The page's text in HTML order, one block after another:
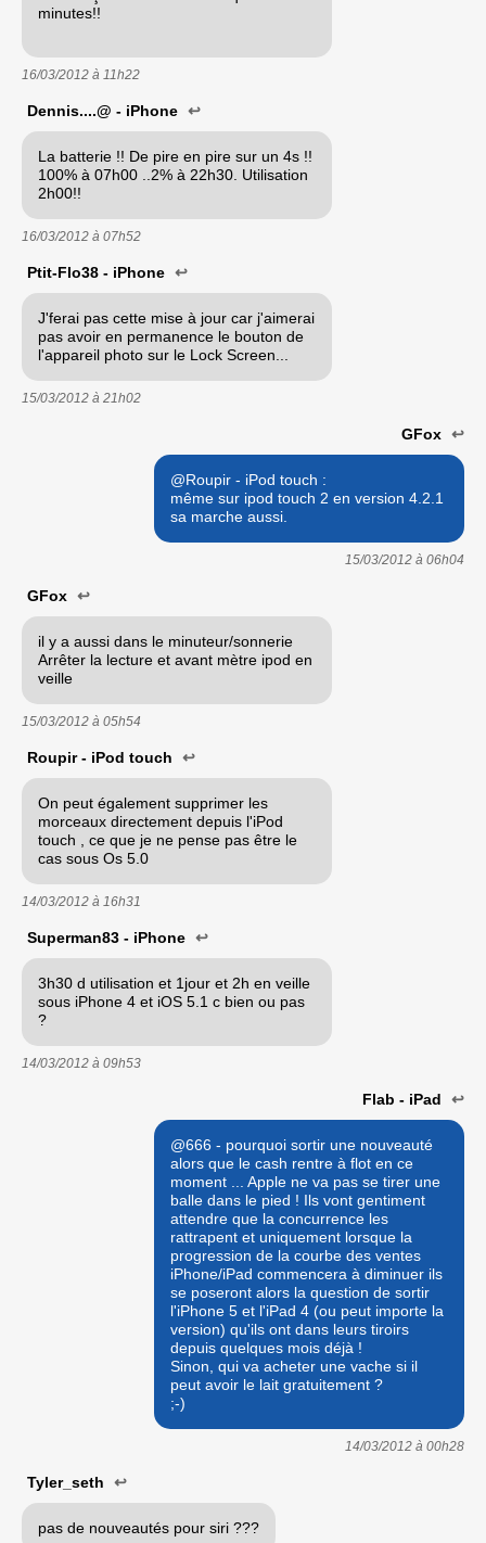
minutes!!
16/03/2012 à 11h22
Dennis....@ - iPhone ↩
La batterie !! De pire en pire sur un 4s !!
100% à 07h00 ..2% à 22h30. Utilisation
2h00!!
16/03/2012 à 07h52
Ptit-Flo38 - iPhone ↩
J'ferai pas cette mise à jour car j'aimerai
pas avoir en permanence le bouton de
l'appareil photo sur le Lock Screen...
15/03/2012 à 21h02
GFox ↩
@Roupir - iPod touch :
même sur ipod touch 2 en version 4.2.1
sa marche aussi.
15/03/2012 à 06h04
GFox ↩
il y a aussi dans le minuteur/sonnerie
Arrêter la lecture et avant mètre ipod en
veille
15/03/2012 à 05h54
Roupir - iPod touch ↩
On peut également supprimer les
morceaux directement depuis l'iPod
touch , ce que je ne pense pas être le
cas sous Os 5.0
14/03/2012 à 16h31
Superman83 - iPhone ↩
3h30 d utilisation et 1jour et 2h en veille
sous iPhone 4 et iOS 5.1 c bien ou pas
?
14/03/2012 à 09h53
Flab - iPad ↩
@666 - pourquoi sortir une nouveauté
alors que le cash rentre à flot en ce
moment ... Apple ne va pas se tirer une
balle dans le pied ! Ils vont gentiment
attendre que la concurrence les
rattrapent et uniquement lorsque la
progression de la courbe des ventes
iPhone/iPad commencera à diminuer ils
se poseront alors la question de sortir
l'iPhone 5 et l'iPad 4 (ou peut importe la
version) qu'ils ont dans leurs tiroirs
depuis quelques mois déjà !
Sinon, qui va acheter une vache si il
peut avoir le lait gratuitement ?
;-)
14/03/2012 à 00h28
Tyler_seth ↩
pas de nouveautés pour siri ???